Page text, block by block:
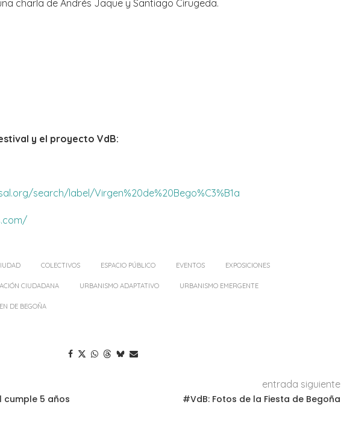
charla de Andrés Jaque y Santiago Cirugeda.
y el proyecto VdB:
search/label/Virgen%20de%20Bego%C3%B1a
COLECTIVOS ESPACIO PÚBLICO EVENTOS EXPOSICIONES
CIUDADANA URBANISMO ADAPTATIVO URBANISMO EMERGENTE
DE BEGOÑA
cumple 5 años
entrada siguiente
#VdB: Fotos de la Fiesta de Begoña